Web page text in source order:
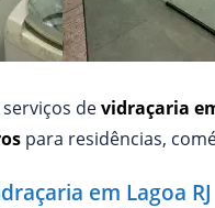
devidraçaria
para residências,
em Lagoa RJ